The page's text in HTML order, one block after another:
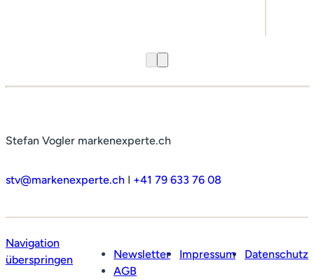
Stefan Vogler markenexperte.ch
stv@markenexperte.ch I +41 79 633 76 08
Navigation
überspringen
Newsletter Impressum
Datenschutz
AGB